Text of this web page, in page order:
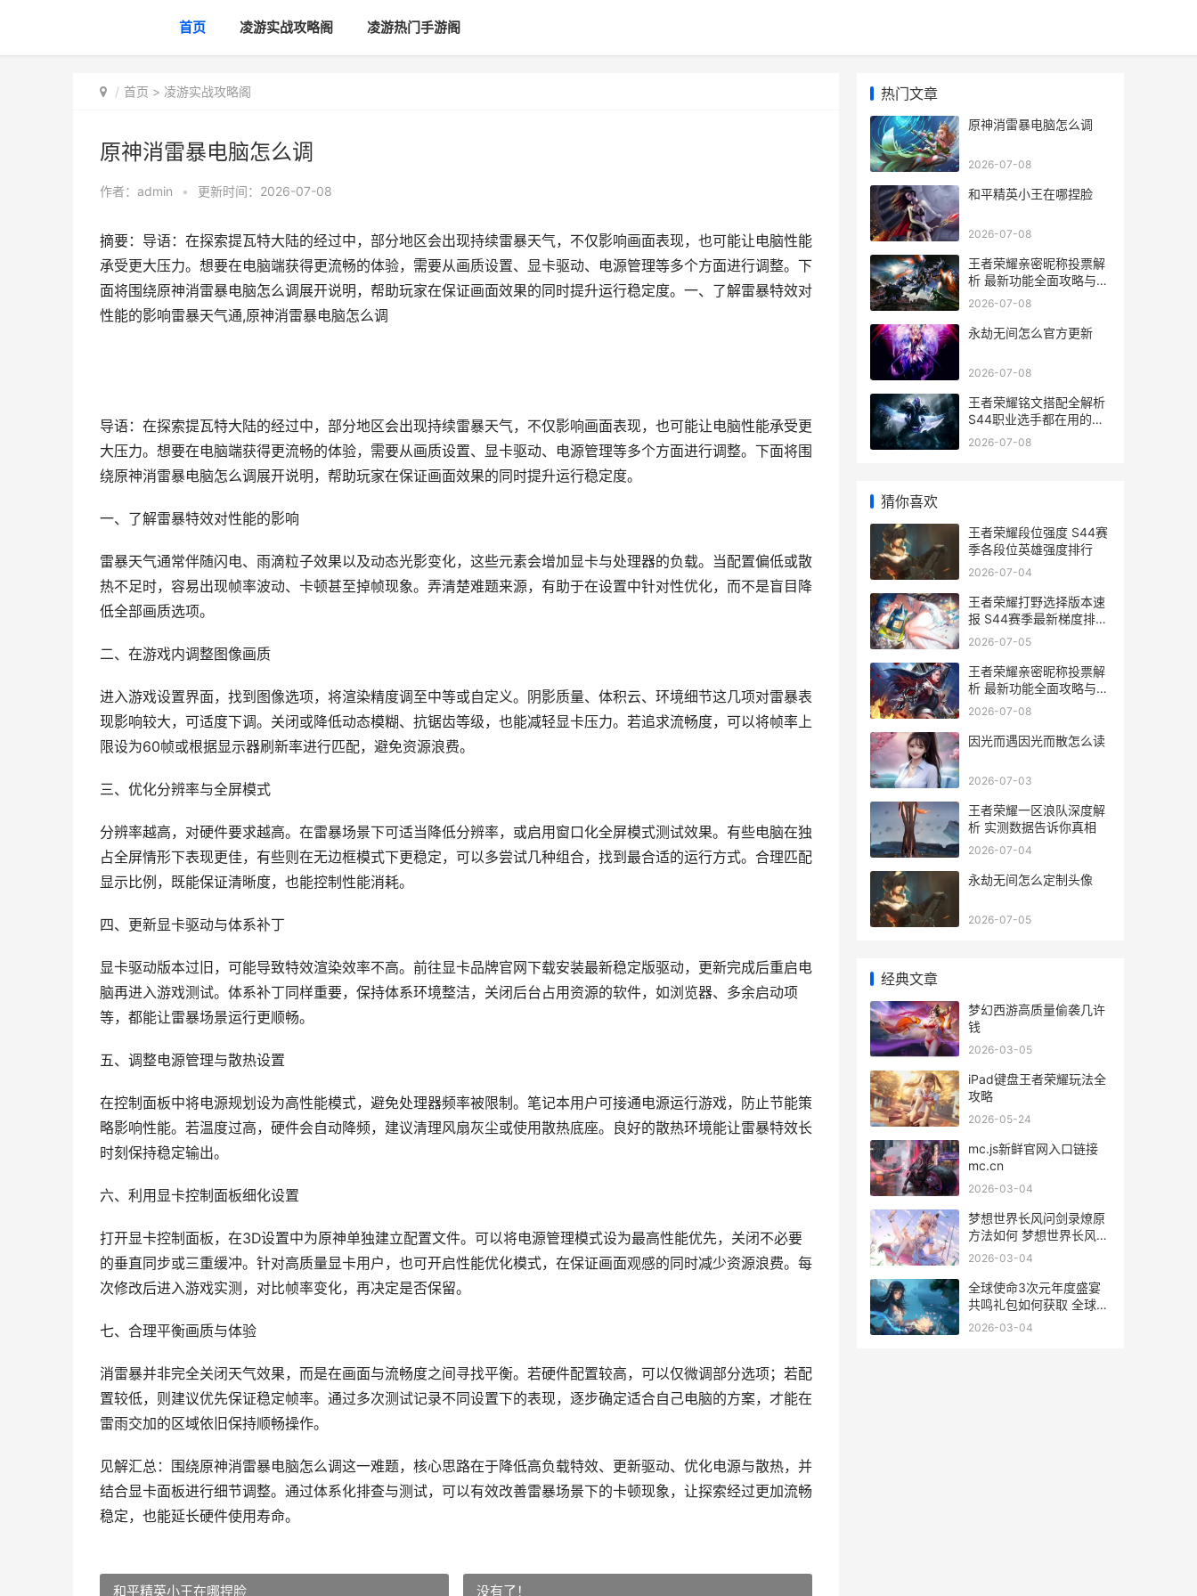
首页 凌游实战攻略阁 凌游热门手游阁
首页 > 凌游实战攻略阁
原神消雷暴电脑怎么调
作者： admin • 更新时间：2026-07-08
摘要：导语：在探索提瓦特大陆的经过中，部分地区会出现持续雷暴天气，不仅影响画面表现，也可能让电脑性能
承受更大压力。想要在电脑端获得更流畅的体验，需要从画质设置、显卡驱动、电源管理等多个方面进行调整。下
面将围绕原神消雷暴电脑怎么调展开说明，帮助玩家在保证画面效果的同时提升运行稳定度。一、了解雷暴特效对
性能的影响雷暴天气通,原神消雷暴电脑怎么调
导语：在探索提瓦特大陆的经过中，部分地区会出现持续雷暴天气，不仅影响画面表现，也可能让电脑性能承受更
大压力。想要在电脑端获得更流畅的体验，需要从画质设置、显卡驱动、电源管理等多个方面进行调整。下面将围
绕原神消雷暴电脑怎么调展开说明，帮助玩家在保证画面效果的同时提升运行稳定度。
一、了解雷暴特效对性能的影响
雷暴天气通常伴随闪电、雨滴粒子效果以及动态光影变化，这些元素会增加显卡与处理器的负载。当配置偏低或散
热不足时，容易出现帧率波动、卡顿甚至掉帧现象。弄清楚难题来源，有助于在设置中针对性优化，而不是盲目降
低全部画质选项。
二、在游戏内调整图像画质
进入游戏设置界面，找到图像选项，将渲染精度调至中等或自定义。阴影质量、体积云、环境细节这几项对雷暴表
现影响较大，可适度下调。关闭或降低动态模糊、抗锯齿等级，也能减轻显卡压力。若追求流畅度，可以将帧率上
限设为60帧或根据显示器刷新率进行匹配，避免资源浪费。
三、优化分辨率与全屏模式
分辨率越高，对硬件要求越高。在雷暴场景下可适当降低分辨率，或启用窗口化全屏模式测试效果。有些电脑在独
占全屏情形下表现更佳，有些则在无边框模式下更稳定，可以多尝试几种组合，找到最合适的运行方式。合理匹配
显示比例，既能保证清晰度，也能控制性能消耗。
四、更新显卡驱动与体系补丁
显卡驱动版本过旧，可能导致特效渲染效率不高。前往显卡品牌官网下载安装最新稳定版驱动，更新完成后重启电
脑再进入游戏测试。体系补丁同样重要，保持体系环境整洁，关闭后台占用资源的软件，如浏览器、多余启动项
等，都能让雷暴场景运行更顺畅。
五、调整电源管理与散热设置
在控制面板中将电源规划设为高性能模式，避免处理器频率被限制。笔记本用户可接通电源运行游戏，防止节能策
略影响性能。若温度过高，硬件会自动降频，建议清理风扇灰尘或使用散热底座。良好的散热环境能让雷暴特效长
时刻保持稳定输出。
六、利用显卡控制面板细化设置
打开显卡控制面板，在3D设置中为原神单独建立配置文件。可以将电源管理模式设为最高性能优先，关闭不必要
的垂直同步或三重缓冲。针对高质量显卡用户，也可开启性能优化模式，在保证画面观感的同时减少资源浪费。每
次修改后进入游戏实测，对比帧率变化，再决定是否保留。
七、合理平衡画质与体验
消雷暴并非完全关闭天气效果，而是在画面与流畅度之间寻找平衡。若硬件配置较高，可以仅微调部分选项；若配
置较低，则建议优先保证稳定帧率。通过多次测试记录不同设置下的表现，逐步确定适合自己电脑的方案，才能在
雷雨交加的区域依旧保持顺畅操作。
见解汇总：围绕原神消雷暴电脑怎么调这一难题，核心思路在于降低高负载特效、更新驱动、优化电源与散热，并
结合显卡面板进行细节调整。通过体系化排查与测试，可以有效改善雷暴场景下的卡顿现象，让探索经过更加流畅
稳定，也能延长硬件使用寿命。
和平精英小王在哪捏脸 没有了！
热门文章
原神消雷暴电脑怎么调
2026-07-08
和平精英小王在哪捏脸
2026-07-08
王者荣耀亲密昵称投票解
析 最新功能全面攻略与投
票策略
2026-07-08
永劫无间怎么官方更新
2026-07-08
王者荣耀铭文搭配全解析
S44职业选手都在用的铭
文选择
2026-07-08
猜你喜欢
王者荣耀段位强度 S44赛
季各段位英雄强度排行
2026-07-04
王者荣耀打野选择版本速
报 S44赛季最新梯度排名
与出装趋势
2026-07-05
王者荣耀亲密昵称投票解
析 最新功能全面攻略与投
票策略
2026-07-08
因光而遇因光而散怎么读
2026-07-03
王者荣耀一区浪队深度解
析 实测数据告诉你真相
2026-07-04
永劫无间怎么定制头像
2026-07-05
经典文章
梦幻西游高质量偷袭几许
钱
2026-03-05
iPad键盘王者荣耀玩法全
攻略
2026-05-24
mc.js新鲜官网入口链接
mc.cn
2026-03-04
梦想世界长风问剑录燎原
方法如何 梦想世界长风问
剑录
2026-03-04
全球使命3次元年度盛宴
共鸣礼包如何获取 全球使
命3次元奖励什么
2026-03-04